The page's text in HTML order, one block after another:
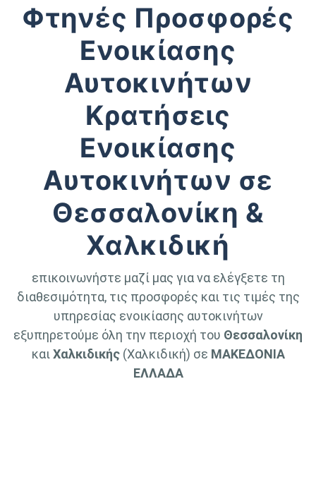
Φτηνές Προσφορές
Ενοικίασης
Αυτοκινήτων
Κρατήσεις
Ενοικίασης
Αυτοκινήτων σε
Θεσσαλονίκη &
Χαλκιδική
επικοινωνήστε μαζί μας για να ελέγξετε τη
διαθεσιμότητα, τις προσφορές και τις τιμές της
υπηρεσίας ενοικίασης αυτοκινήτων
εξυπηρετούμε όλη την περιοχή του Θεσσαλονίκη
καιΧαλκιδικής(Χαλκιδική) σε ΜΑΚΕΔΟΝΙΑ
ΕΛΛΑΔΑ